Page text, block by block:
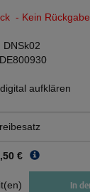
- Kein
DNSk02
DE800930
aufklären
€
In